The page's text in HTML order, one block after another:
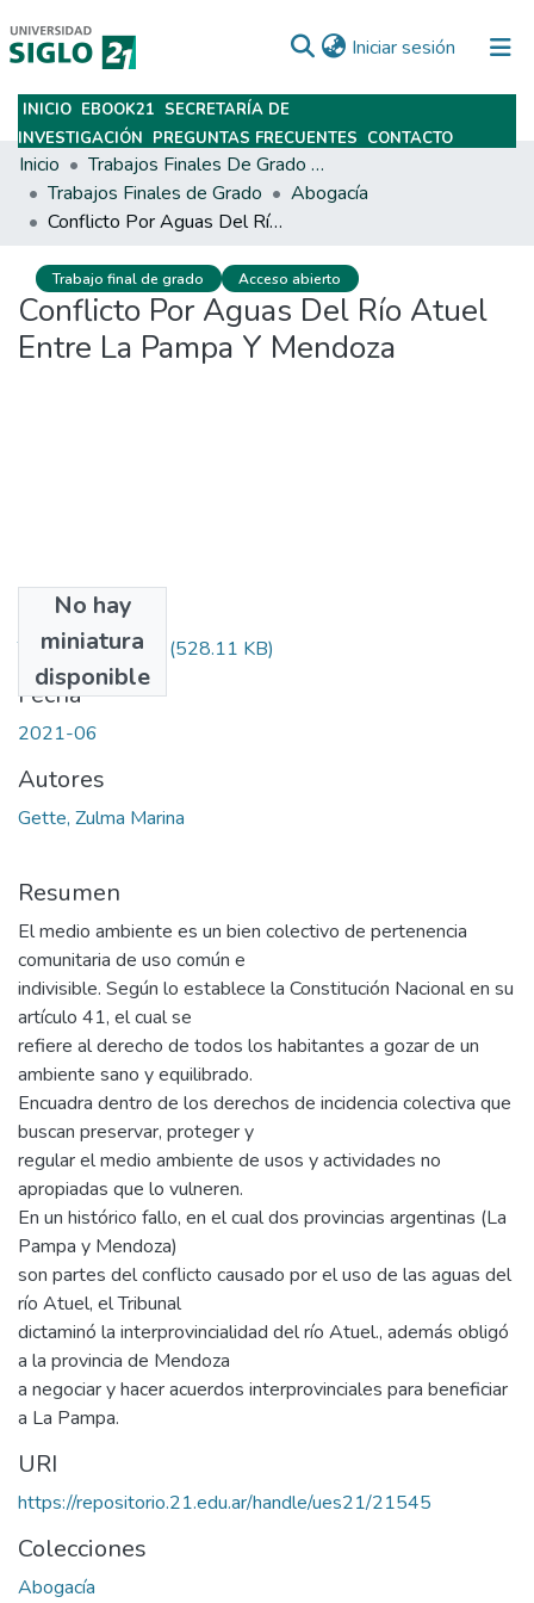
Iniciar sesión (current)
Subir
INICIO EBOOK21 SECRETARÍA DE
INVESTIGACIÓN PREGUNTAS FRECUENTES CONTACTO
Inicio
Trabajos Finales De Grado Y Posgrado
Trabajos Finales de Grado
Abogacía
Conflicto Por Aguas Del Río Atuel Entre La Pampa Y Mendoza
Trabajo final de grado Acceso abierto
Conflicto Por Aguas Del Río Atuel
Entre La Pampa Y Mendoza
No hay
miniatura
disponible
Archivos
TFG-Zulma Gette (528.11 KB)
Fecha
2021-06
Autores
Gette, Zulma Marina
Resumen
El medio ambiente es un bien colectivo de pertenencia
comunitaria de uso común e
indivisible. Según lo establece la Constitución Nacional en su
artículo 41, el cual se
refiere al derecho de todos los habitantes a gozar de un
ambiente sano y equilibrado.
Encuadra dentro de los derechos de incidencia colectiva que
buscan preservar, proteger y
regular el medio ambiente de usos y actividades no
apropiadas que lo vulneren.
En un histórico fallo, en el cual dos provincias argentinas (La
Pampa y Mendoza)
son partes del conflicto causado por el uso de las aguas del
río Atuel, el Tribunal
dictaminó la interprovincialidad del río Atuel., además obligó
a la provincia de Mendoza
a negociar y hacer acuerdos interprovinciales para beneficiar
a La Pampa.
URI
https://repositorio.21.edu.ar/handle/ues21/21545
Colecciones
Abogacía